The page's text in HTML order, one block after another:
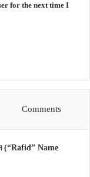
for the next time I
Comments
(“Rafid” Name